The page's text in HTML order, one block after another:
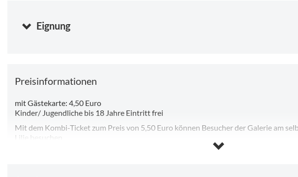
Samstag, 08.08.2026 11:00
Eignung
Preisinformationen
mit Gästekarte: 4,50 Euro
Kinder/ Jugendliche bis 18 Jahre Eintritt frei
Mit dem Kombi-Ticket zum Preis von 5,50 Euro können Besucher der Galerie am
Lilie besuchen.
Sparangebot: Jede zum vollen Preis erworbene Eintrittskarte einer städtischen